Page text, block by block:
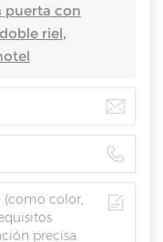
puerta con
riel,